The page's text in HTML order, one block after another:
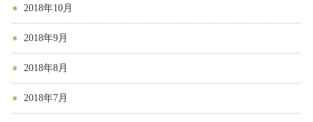
2018年10月
2018年9月
2018年8月
2018年7月